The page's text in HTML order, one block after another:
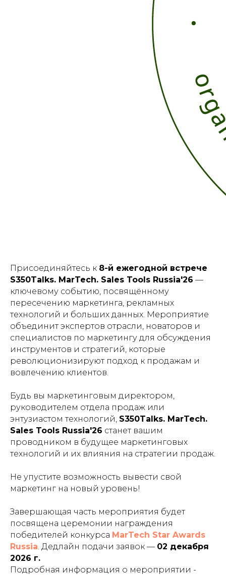
Присоединяйтесь к 8-й ежегодной встрече
S350Talks. MarTech. Sales Tools Russia'26 —
ключевому событию, посвящённому
пересечению маркетинга, рекламных
технологий и больших данных. Мероприятие
объединит экспертов отрасли, новаторов и
специалистов по маркетингу для обсуждения
инструментов и стратегий, которые
революционизируют подход к продажам и
вовлечению клиентов.
Будь вы маркетинговым директором,
руководителем отдела продаж или
энтузиастом технологий, S350Talks. MarTech.
Sales Tools Russia'26 станет вашим
проводником в будущее маркетинговых
технологий и их влияния на стратегии продаж.
Не упустите возможность вывести свой
маркетинг на новый уровень!
Завершающая часть мероприятия будет
посвящена церемонии награждения
победителей конкурса MarTech Star Awards
Russia. Дедлайн подачи заявок — 02 декабря
2026 г.
Подробная информация о мероприятии -